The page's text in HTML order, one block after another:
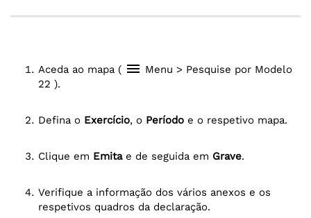
Aceda ao mapa ( menu Menu > Pesquise por Modelo
22 ).
Defina o Exercício, o Período e o respetivo mapa.
Clique em Emitae de seguida em Grave.
Verifique a informação dos vários anexos e os
respetivos quadros da declaração.